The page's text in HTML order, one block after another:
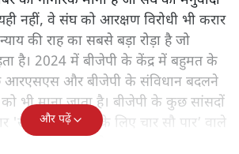
से कई सवाल और खड़े हो गये हैं।
वोट अधिकार यात्रा के ज़रिए काफ़ी
गाँधी बीते कुछ दशकों में कांग्रेस के अकेले
लगातार हमलावर हैं। वे बार-बार कहते हैं
से नहीं, संघ से है। यह आरएसएस की
भारतीय संविधान में दर्ज मूल्यों को नष्ट